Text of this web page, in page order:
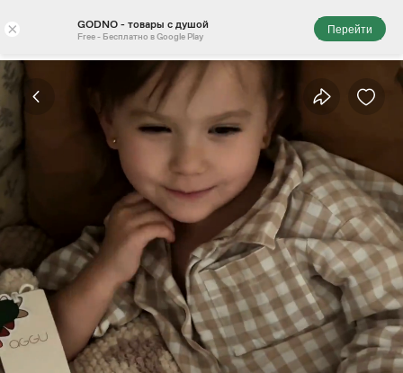
× GODNO - товары с душой
Free - Бесплатно в Google Play
Перейти